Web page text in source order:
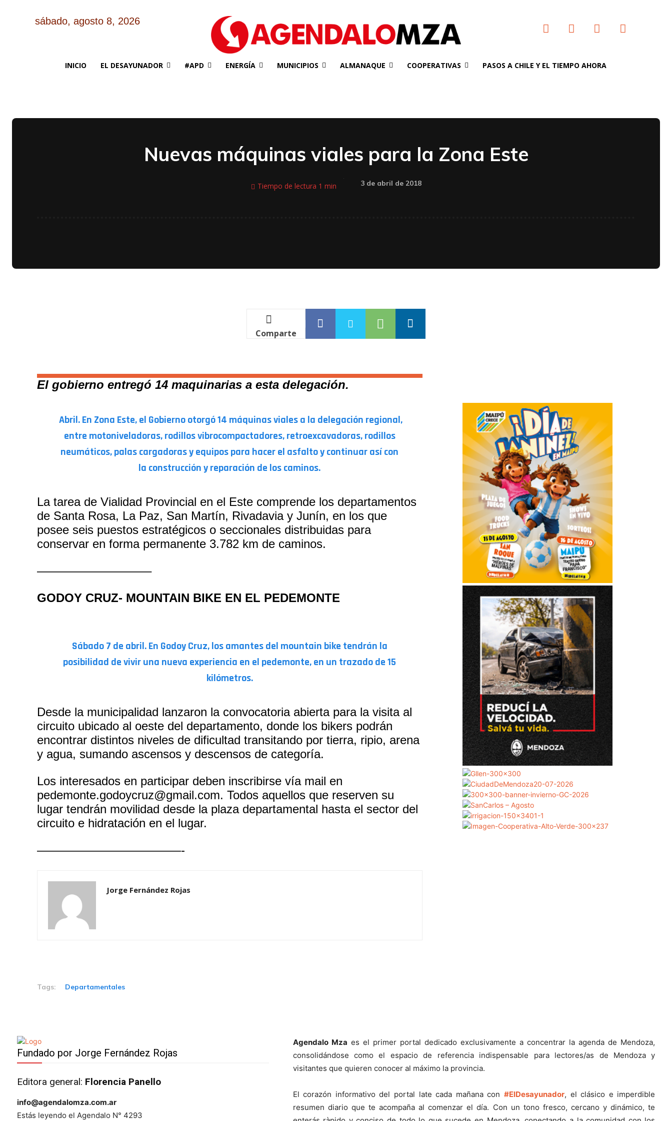
sábado, agosto 8, 2026
INICIO EL DESAYUNADOR #APD ENERGÍA MUNICIPIOS ALMANAQUE COOPERATIVAS PASOS A CHILE Y EL TIEMPO AHORA
Nuevas máquinas viales para la Zona Este
Tiempo de lectura 1 min 3 de abril de 2018
Comparte
El gobierno entregó 14 maquinarias a esta delegación.
Abril. En Zona Este,el Gobierno otorgó 14 máquinas viales a la delegación regional,
entre motoniveladoras, rodillos vibrocompactadores, retroexcavadoras, rodillos
neumáticos, palas cargadoras y equipos para hacer el asfalto y continuar así con
la construcción y reparación de los caminos.
La tarea de Vialidad Provincial en el Este comprende los departamentos
de Santa Rosa, La Paz, San Martín, Rivadavia y Junín, en los que
posee seis puestos estratégicos o seccionales distribuidas para
conservar en forma permanente 3.782 km de caminos.
—————————–
GODOY CRUZ- MOUNTAIN BIKE EN EL PEDEMONTE
Sábado 7 de abril. En Godoy Cruz,los amantes del mountain bike tendrán la
posibilidad de vivir una nueva experiencia en el pedemonte, en un trazado de 15
kilómetros.
Desde la municipalidad lanzaron la convocatoria abierta para la visita al
circuito ubicado al oeste del departamento, donde los bikers podrán
encontrar distintos niveles de dificultad transitando por tierra, ripio, arena
y agua, sumando ascensos y descensos de categoría.
Los interesados en participar deben inscribirse vía mail en
pedemonte.godoycruz@gmail.com. Todos aquellos que reserven su
lugar tendrán movilidad desde la plaza departamental hasta el sector del
circuito e hidratación en el lugar.
————————————-
Jorge Fernández Rojas
Tags: Departamentales
Fundado por Jorge Fernández Rojas
Editora general: Florencia Panello
info@agendalomza.com.ar
Estás leyendo el Agendalo N° 4293
Agendalo Mza es el primer portal dedicado exclusivamente a concentrar la agenda de Mendoza,
consolidándose como el espacio de referencia indispensable para lectores/as de Mendoza y
visitantes que quieren conocer al máximo la provincia.
El corazón informativo del portal late cada mañana con #ElDesayunador, el clásico e imperdible
resumen diario que te acompaña al comenzar el día. Con un tono fresco, cercano y dinámico, te